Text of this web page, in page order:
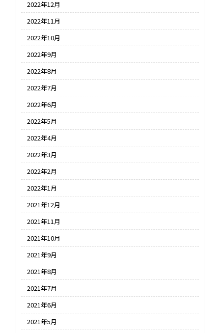
2022年12月
2022年11月
2022年10月
2022年9月
2022年8月
2022年7月
2022年6月
2022年5月
2022年4月
2022年3月
2022年2月
2022年1月
2021年12月
2021年11月
2021年10月
2021年9月
2021年8月
2021年7月
2021年6月
2021年5月